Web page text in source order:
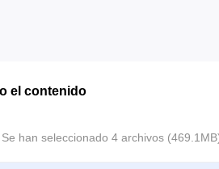
el contenido
Se han seleccionado 4 archivos